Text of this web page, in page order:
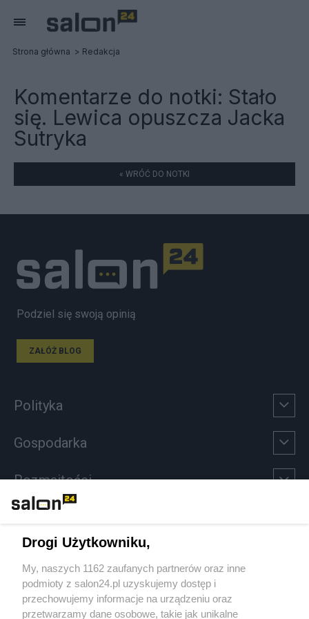
Strona główna Redakcja
Komentarze do notki: Stało
się. Lewica opuszcza Jacka
Sutryka
« WRÓĆ DO NOTKI
Podziel się swoją opinią
ZAŁÓŻ BLOG
Polityka
Gospodarka
Rozmaitości
Sport
Społeczeństwo
Drogi Użytkowniku,
My, naszych 1162 zaufanych partnerów oraz inne
podmioty z salon24.pl uzyskujemy dostęp i
przechowujemy informacje na urządzeniu oraz
przetwarzamy dane osobowe, takie jak unikalne